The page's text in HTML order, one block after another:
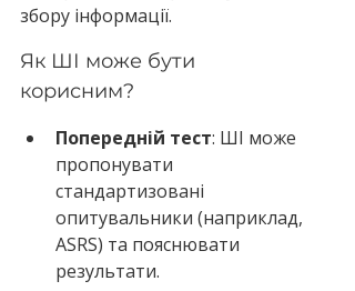
збору інформації.
Як ШІ може бути
корисним?
Попередній тест: ШІ може
пропонувати
стандартизовані
опитувальники (наприклад,
ASRS) та пояснювати
результати.